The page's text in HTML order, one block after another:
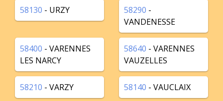
58130 - URZY 58290 -
VANDENESSE
58400 - VARENNES
LES NARCY
58640 - VARENNES
VAUZELLES
58210 - VARZY 58140 - VAUCLAIX